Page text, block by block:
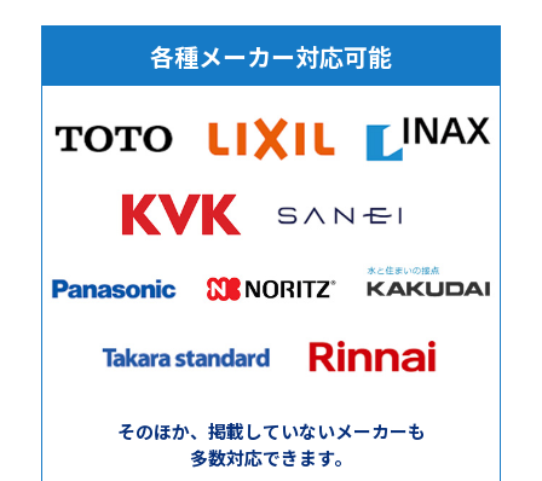
各種メーカー対応可能
そのほか、掲載していないメーカーも
多数対応できます。